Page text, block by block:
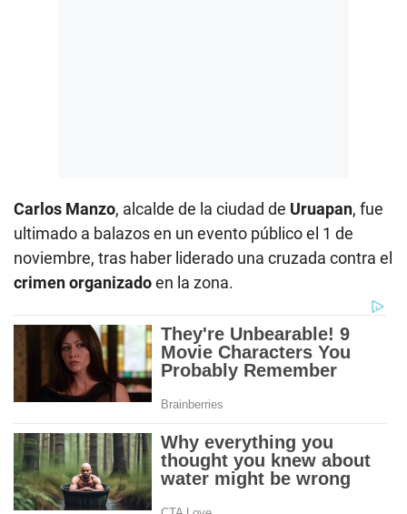
Carlos Manzo, alcalde de la ciudad de Uruapan, fue
ultimado a balazos en un evento público el 1 de
noviembre, tras haber liderado una cruzada contra el
crimen organizadoen la zona.